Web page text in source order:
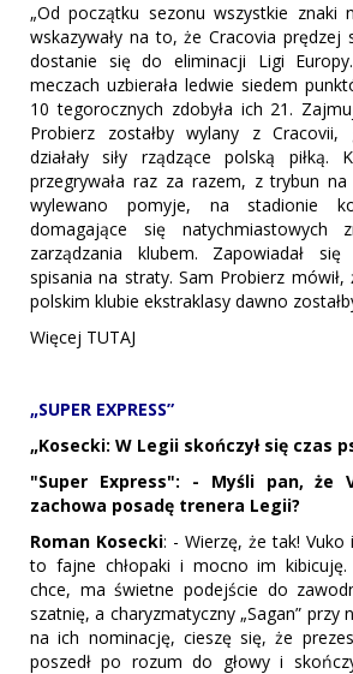
„Od początku sezonu wszystkie znaki
wskazywały na to, że Cracovia prędzej
dostanie się do eliminacji Ligi
meczach uzbierała ledwie siedem
10 tegorocznych zdobyła ich 21.
Probierz zostałby wylany z
działały siły rządzące polską piłką.
przegrywała raz za razem, z trybun
wylewano pomyje, na stadionie
domagające się natychmiastowych
zarządzania klubem. Zapowiadał
spisania na straty. Sam Probierz
polskim klubie ekstraklasy dawno
Więcej TUTAJ
„SUPER EXPRESS”
„Kosecki: W Legii skończył się czas
"Super Express": - Myśli pan, że
zachowa posadę trenera Legii?
Roman Kosecki: - Wierzę, że tak! Vuko
to fajne chłopaki i mocno im kibicuję.
chce, ma świetne podejście do
szatnię, a charyzmatyczny „Sagan” przy
na ich nominację, cieszę się, że
poszedł po rozum do głowy i